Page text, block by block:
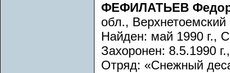
ФЕФИЛАТЬЕВ
обл.,
Найден: май 1990 г.,
Захоронен: 8.5.1990
Отряд: «Снежный